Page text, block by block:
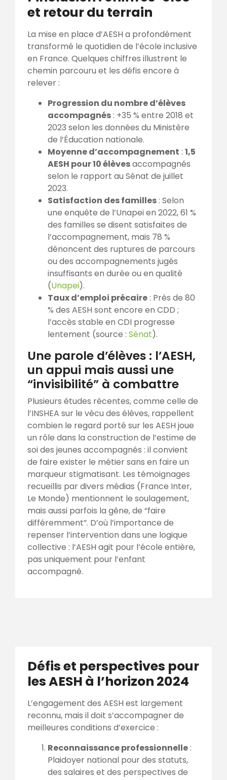
et retour du terrain
La mise en place d’AESH a profondément
transformé le quotidien de l’école inclusive
en France. Quelques chiffres illustrent le
chemin parcouru et les défis encore à
relever :
Progression du nombre d’élèves
accompagnés: +35 % entre 2018 et
2023 selon les données du Ministère
de l’Éducation nationale.
Moyenne d’accompagnement : 1,5
AESH pour 10 élèvesaccompagnés
selon le rapport au Sénat de juillet
2023.
Satisfaction des familles: Selon
une enquête de l’Unapei en 2022, 61 %
des familles se disent satisfaites de
l’accompagnement, mais 78 %
dénoncent des ruptures de parcours
ou des accompagnements jugés
insuffisants en durée ou en qualité
(Unapei).
Taux d’emploi précaire: Près de 80
% des AESH sont encore en CDD ;
l’accès stable en CDI progresse
lentement (source : Sénat).
Une parole d’élèves : l’AESH,
un appui mais aussi une
“invisibilité” à combattre
Plusieurs études récentes, comme celle de
l’INSHEA sur le vécu des élèves, rappellent
combien le regard porté sur les AESH joue
un rôle dans la construction de l’estime de
soi des jeunes accompagnés : il convient
de faire exister le métier sans en faire un
marqueur stigmatisant. Les témoignages
recueillis par divers médias (France Inter,
Le Monde) mentionnent le soulagement,
mais aussi parfois la gêne, de “faire
différemment”. D’où l’importance de
repenser l’intervention dans une logique
collective : l’AESH agit pour l’école entière,
pas uniquement pour l’enfant
accompagné.
Défis et perspectives pour
les AESH à l’horizon 2024
L’engagement des AESH est largement
reconnu, mais il doit s’accompagner de
meilleures conditions d’exercice :
Reconnaissance professionnelle:
Plaidoyer national pour des statuts,
des salaires et des perspectives de